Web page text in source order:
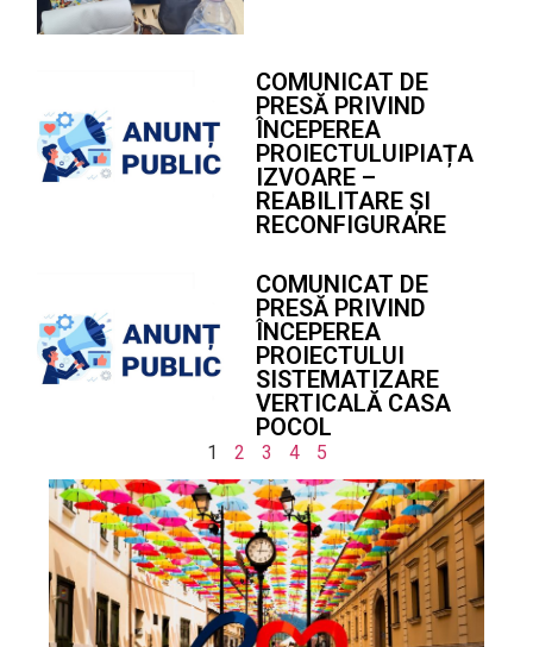
COMUNICAT DE
PRESĂ PRIVIND
ÎNCEPEREA
PROIECTULUIPIAȚA
IZVOARE –
REABILITARE ȘI
RECONFIGURARE
COMUNICAT DE
PRESĂ PRIVIND
ÎNCEPEREA
PROIECTULUI
SISTEMATIZARE
VERTICALĂ CASA
POCOL
1 2 3 4 5